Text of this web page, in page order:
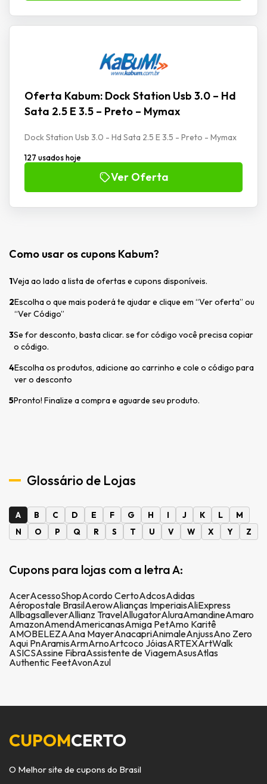
Oferta Kabum: Dock Station Usb 3.0 – Hd
Sata 2.5 E 3.5 – Preto – Mymax
Dock Station Usb 3.0 - Hd Sata 2.5 E 3.5 - Preto - Mymax
127 usados hoje
Ver Oferta
Como usar os cupons Kabum?
1Veja ao lado a lista de ofertas e cupons disponíveis.
2Escolha o que mais poderá te ajudar e clique em “Ver oferta” ou
“Ver Código”
3Se for desconto, basta clicar. se for código você precisa copiar
o código.
4Escolha os produtos, adicione ao carrinho e cole o código para
ver o desconto
5Pronto! Finalize a compra e aguarde seu produto.
Glossário de Lojas
A B C D E F G H I J K L
M
N
O P Q R S T U V W X Y Z
Cupons para lojas com a letra A:
AcerAcessoShopAcordo CertoAdcosAdidas
Aéropostale BrasilAerowAlianças ImperiaisAliExpress
AllbagsalleverAllianz TravelAllugatorAluraAmandineAmaro
AmazonAmendAmericanasAmiga PetAmo Karitê
AMOBELEZAAna MayerAnacapriAnimaleAnjussAno Zero
Aqui PnAramisArmArnoArtcoco JóiasARTEXArtWalk
ASICSAssine FibraAssistente de ViagemAsusAtlas
Authentic FeetAvonAzul
CUPOMCERTO
O Melhor site de cupons do Brasil